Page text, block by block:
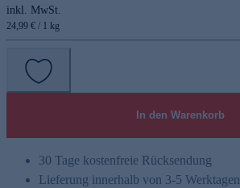
inkl. MwSt.
24,99 € / 1 kg
In den Warenkorb
30 Tage kostenfreie Rücksendung
Lieferung innerhalb von 3-5 Werktagen